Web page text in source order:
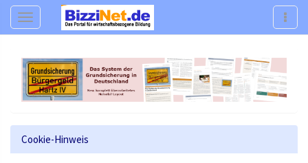
Navigation
Cookie-Hinweis